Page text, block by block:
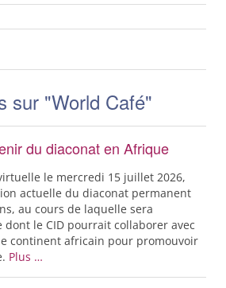
sur "World Café"
du diaconat en Afrique
le mercredi 15 juillet 2026,
actuelle du diaconat permanent
au cours de laquelle sera
dont le CID pourrait collaborer avec
continent africain pour promouvoir
Plus …